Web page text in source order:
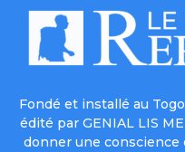
Fondé et installé au
édité par GENIAL LIS
donner une conscience